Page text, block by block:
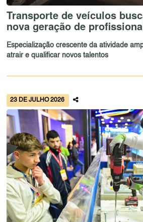
Transporte de veículos
nova geração de
Especialização crescente da atividade
atrair e qualificar novos talentos
23 DE JULHO 2026